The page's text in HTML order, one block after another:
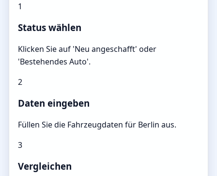
1
Status wählen
Klicken Sie auf 'Neu angeschafft' oder
'Bestehendes Auto'.
2
Daten eingeben
Füllen Sie die Fahrzeugdaten für Berlin aus.
3
Vergleichen